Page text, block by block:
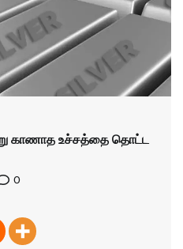
காணாத உச்சத்தை தொட்ட
0